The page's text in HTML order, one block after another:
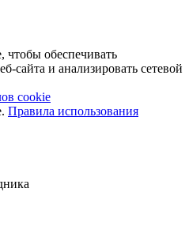
обеспечивать
сайта и анализировать сетевой
cookie
Правила использования